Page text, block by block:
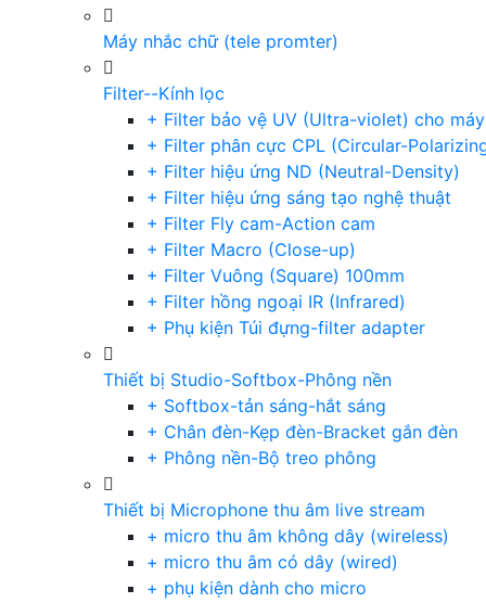
Máy nhắc chữ (tele promter)
Filter--Kính lọc
+ Filter bảo vệ UV (Ultra-violet) cho
+ Filter phân cực CPL (Circular-
+ Filter hiệu ứng ND (Neutral-Density)
+ Filter hiệu ứng sáng tạo nghệ thuật
+ Filter Fly cam-Action cam
+ Filter Macro (Close-up)
+ Filter Vuông (Square) 100mm
+ Filter hồng ngoại IR (Infrared)
+ Phụ kiện Túi đựng-filter adapter
Thiết bị Studio-Softbox-Phông nền
+ Softbox-tản sáng-hắt sáng
+ Chân đèn-Kẹp đèn-Bracket gắn đèn
+ Phông nền-Bộ treo phông
Thiết bị Microphone thu âm live stream
+ micro thu âm không dây (wireless)
+ micro thu âm có dây (wired)
+ phụ kiện dành cho micro